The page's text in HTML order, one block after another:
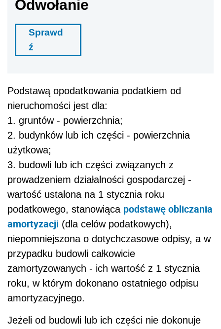
Odwołanie
Sprawd
ź
Podstawą opodatkowania podatkiem od
nieruchomości jest dla:
1. gruntów - powierzchnia;
2. budynków lub ich części - powierzchnia
użytkowa;
3. budowli lub ich części związanych z
prowadzeniem działalności gospodarczej -
wartość ustalona na 1 stycznia roku
podatkowego, stanowiąca podstawę obliczania
amortyzacji (dla celów podatkowych),
niepomniejszona o dotychczasowe odpisy, a w
przypadku budowli całkowicie
zamortyzowanych - ich wartość z 1 stycznia
roku, w którym dokonano ostatniego odpisu
amortyzacyjnego.
Jeżeli od budowli lub ich części nie dokonuje